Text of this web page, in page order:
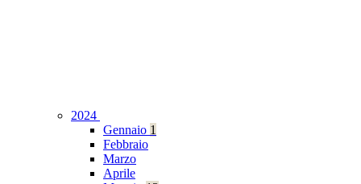
2024
Gennaio 1
Febbraio
Marzo
Aprile